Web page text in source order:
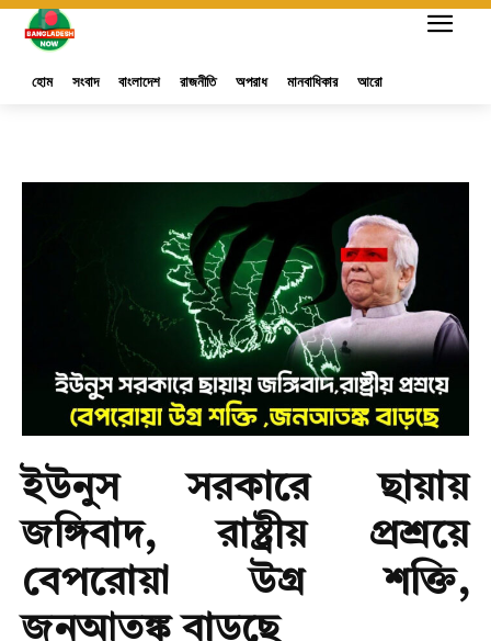
হোম সংবাদ বাংলাদেশ রাজনীতি অপরাধ মানবাধিকার আরো
ইউনুস সরকারে ছায়ায়
জঙ্গিবাদ, রাষ্ট্রীয় প্রশ্রয়ে
বেপরোয়া উগ্র শক্তি,
জনআতঙ্ক বাড়ছে